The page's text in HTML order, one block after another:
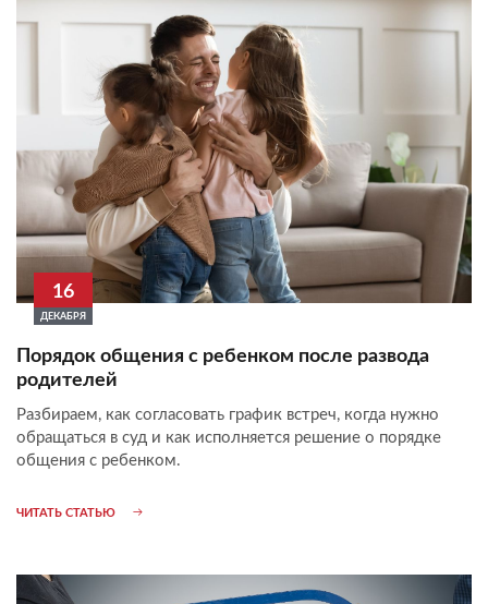
16
ДЕКАБРЯ
Порядок общения с ребенком после развода
родителей
Разбираем, как согласовать график встреч, когда нужно
обращаться в суд и как исполняется решение о порядке
общения с ребенком.
ЧИТАТЬ СТАТЬЮ